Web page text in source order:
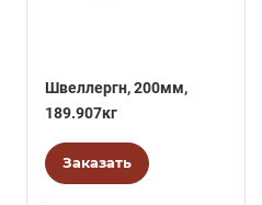
Швеллергн, 200мм,
189.907кг
Заказать